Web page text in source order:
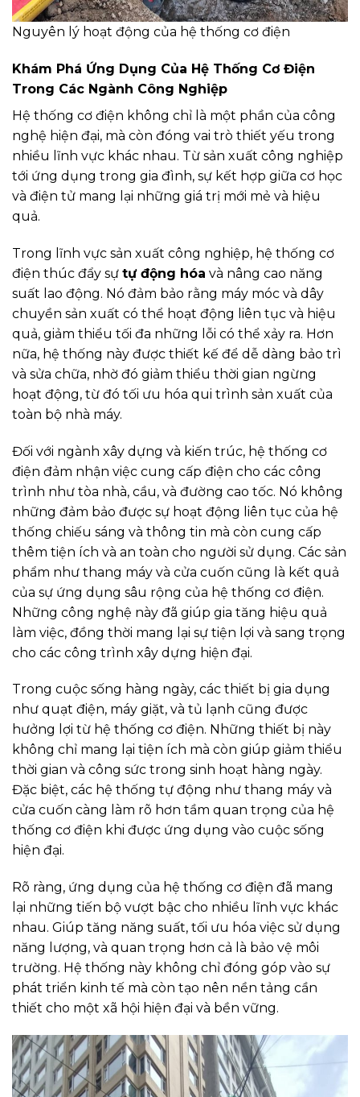
Nguyên lý hoạt động của hệ thống cơ điện
Khám Phá Ứng Dụng Của Hệ Thống Cơ Điện
Trong Các Ngành Công Nghiệp
Hệ thống cơ điện không chỉ là một phần của công
nghệ hiện đại, mà còn đóng vai trò thiết yếu trong
nhiều lĩnh vực khác nhau. Từ sản xuất công nghiệp
tới ứng dụng trong gia đình, sự kết hợp giữa cơ học
và điện tử mang lại những giá trị mới mẻ và hiệu
quả.
Trong lĩnh vực sản xuất công nghiệp, hệ thống cơ
điện thúc đẩy sự tự động hóa và nâng cao năng
suất lao động. Nó đảm bảo rằng máy móc và dây
chuyền sản xuất có thể hoạt động liên tục và hiệu
quả, giảm thiểu tối đa những lỗi có thể xảy ra. Hơn
nữa, hệ thống này được thiết kế để dễ dàng bảo trì
và sửa chữa, nhờ đó giảm thiểu thời gian ngừng
hoạt động, từ đó tối ưu hóa qui trình sản xuất của
toàn bộ nhà máy.
Đối với ngành xây dựng và kiến trúc, hệ thống cơ
điện đảm nhận việc cung cấp điện cho các công
trình như tòa nhà, cầu, và đường cao tốc. Nó không
những đảm bảo được sự hoạt động liên tục của hệ
thống chiếu sáng và thông tin mà còn cung cấp
thêm tiện ích và an toàn cho người sử dụng. Các sản
phẩm như thang máy và cửa cuốn cũng là kết quả
của sự ứng dụng sâu rộng của hệ thống cơ điện.
Những công nghệ này đã giúp gia tăng hiệu quả
làm việc, đồng thời mang lại sự tiện lợi và sang trọng
cho các công trình xây dựng hiện đại.
Trong cuộc sống hàng ngày, các thiết bị gia dụng
như quạt điện, máy giặt, và tủ lạnh cũng được
hưởng lợi từ hệ thống cơ điện. Những thiết bị này
không chỉ mang lại tiện ích mà còn giúp giảm thiểu
thời gian và công sức trong sinh hoạt hàng ngày.
Đặc biệt, các hệ thống tự động như thang máy và
cửa cuốn càng làm rõ hơn tầm quan trọng của hệ
thống cơ điện khi được ứng dụng vào cuộc sống
hiện đại.
Rõ ràng, ứng dụng của hệ thống cơ điện đã mang
lại những tiến bộ vượt bậc cho nhiều lĩnh vực khác
nhau. Giúp tăng năng suất, tối ưu hóa việc sử dụng
năng lượng, và quan trọng hơn cả là bảo vệ môi
trường. Hệ thống này không chỉ đóng góp vào sự
phát triển kinh tế mà còn tạo nên nền tảng cần
thiết cho một xã hội hiện đại và bền vững.